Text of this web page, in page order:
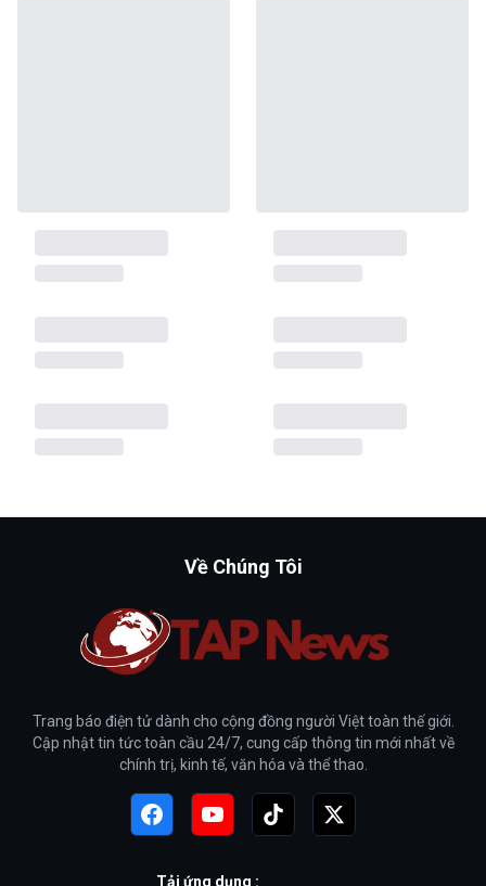
Về Chúng Tôi
Trang báo điện tử dành cho cộng đồng người Việt toàn thế giới.
Cập nhật tin tức toàn cầu 24/7, cung cấp thông tin mới nhất về
chính trị, kinh tế, văn hóa và thể thao.
Tải ứng dụng :